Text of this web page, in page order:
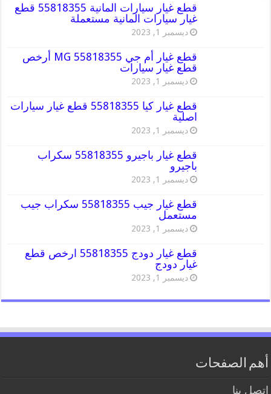
قطع غيار سيارات المانية 55818355 قطع
غيار سيارات المانية مستعملة
ديسمبر 1, 2023
قطع غيار أم جي MG 55818355 أرخص
قطع غيار سيارات
ديسمبر 1, 2023
قطع غيار كيا 55818355 قطع غيار سيارات
اصلية
ديسمبر 1, 2023
قطع غيار باجيرو 55818355 سكراب
باجيرو
ديسمبر 1, 2023
قطع غيار جيب 55818355 سكراب جيب
مستعمل
ديسمبر 1, 2023
قطع غيار دودج 55818355 ارخص قطع
غيار دودج
ديسمبر 1, 2023
أهم الصفحات
اتصل بنا